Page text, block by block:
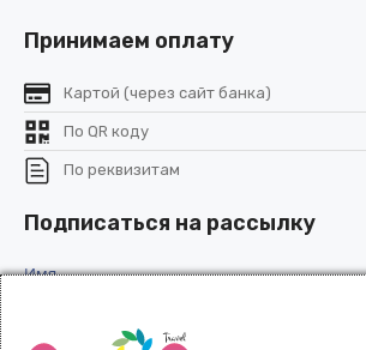
Принимаем оплату
Картой (через сайт банка)
По QR коду
По реквизитам
Подписаться на рассылку
Имя
(Обязательно)